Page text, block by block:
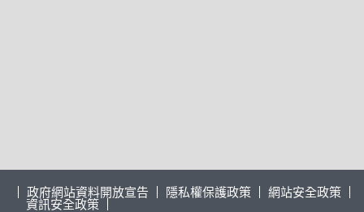
政府網站資料開放宣告 隱私權保護政策
網站安全政策
資訊安全政策